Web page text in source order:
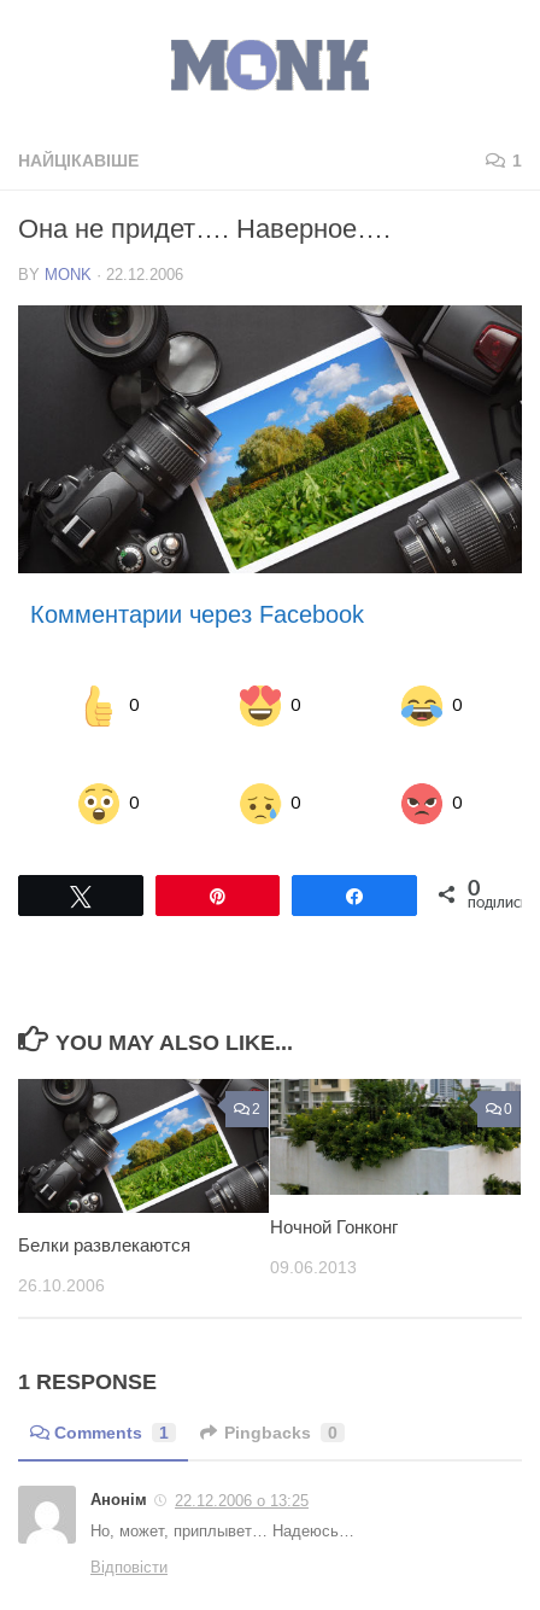
НАЙЦІКАВІШЕ 1
Она не придет…. Наверное….
BY MONK · 22.12.2006
Комментарии через Facebook
0 0 0
0 0 0
Поділитися0
ПОДІЛИСЬ
YOU MAY ALSO LIKE...
2
Белки развлекаются
26.10.2006
0
Ночной Гонконг
09.06.2013
1 RESPONSE
Comments 1 Pingbacks 0
Анонім
22.12.2006 о 13:25
Но, может, приплывет… Надеюсь…
Відповісти